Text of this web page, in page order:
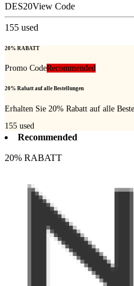
DES20View Code
155 used
20% RABATT
Promo CodeRecommended
20% Rabatt auf alle Bestellungen
Erhalten Sie 20% Rabatt auf alle
155 used
Recommended
20% RABATT